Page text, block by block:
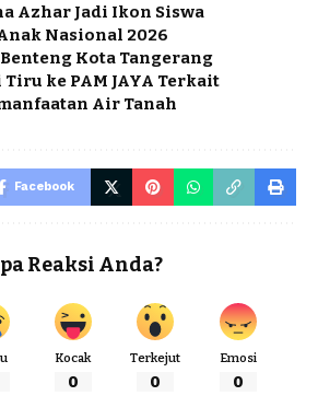
Azhar Jadi Ikon Siswa
Nasional 2026
Kota Tangerang
ke PAM JAYA Terkait
Air Tanah
Facebook
Reaksi Anda?
Kocak
0
Terkejut
0
Emosi
0